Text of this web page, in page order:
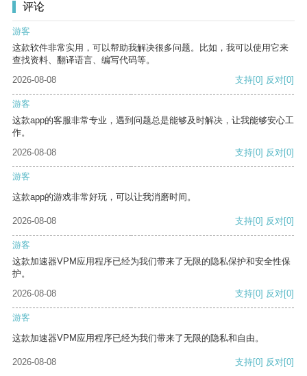
评论
游客
这款软件非常实用，可以帮助我解决很多问题。比如，我可以使用它来
查找资料、翻译语言、编写代码等。
2026-08-08
支持[0] 反对[0]
游客
这款app的客服非常专业，遇到问题总是能够及时解决，让我能够安心工
作。
2026-08-08
支持[0] 反对[0]
游客
这款app的游戏非常好玩，可以让我消磨时间。
2026-08-08 支持[0] 反对[0]
游客
这款加速器VPM应用程序已经为我们带来了无限的隐私保护和安全性保
护。
2026-08-08
支持[0] 反对[0]
游客
这款加速器VPM应用程序已经为我们带来了无限的隐私和自由。
2026-08-08 支持[0] 反对[0]